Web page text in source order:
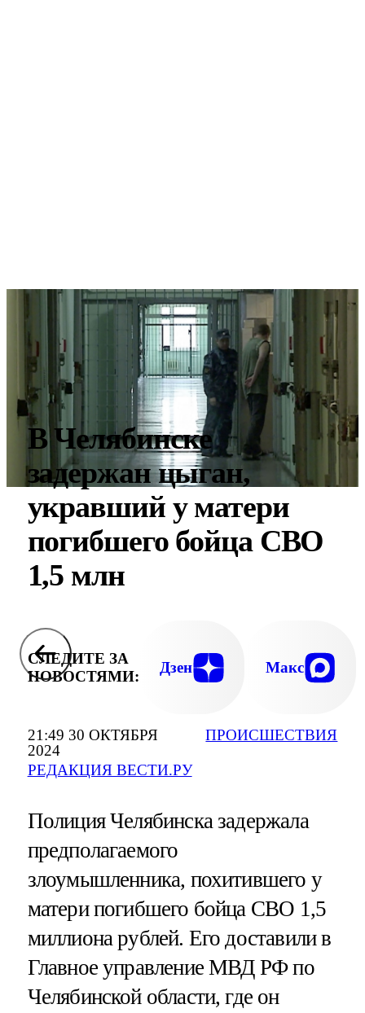
21:49 30 ОКТЯБРЯ
2024
РЕДАКЦИЯ ВЕСТИ.РУ
ПРОИСШЕСТВИЯ
В Челябинске
задержан цыган,
укравший у матери
погибшего бойца СВО
1,5 млн
СЛЕДИТЕ ЗА
НОВОСТЯМИ:
Дзен Макс
Полиция Челябинска задержала
предполагаемого
злоумышленника, похитившего у
матери погибшего бойца СВО 1,5
миллиона рублей. Его доставили в
Главное управление МВД РФ по
Челябинской области, где он